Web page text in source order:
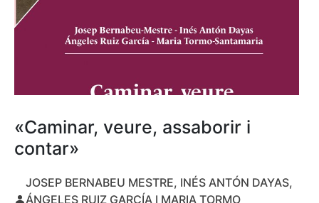
«Caminar, veure, assaborir i
contar»
JOSEP BERNABEU MESTRE, INÉS ANTÓN DAYAS,
ÁNGELES RUIZ GARCÍA I MARIA TORMO